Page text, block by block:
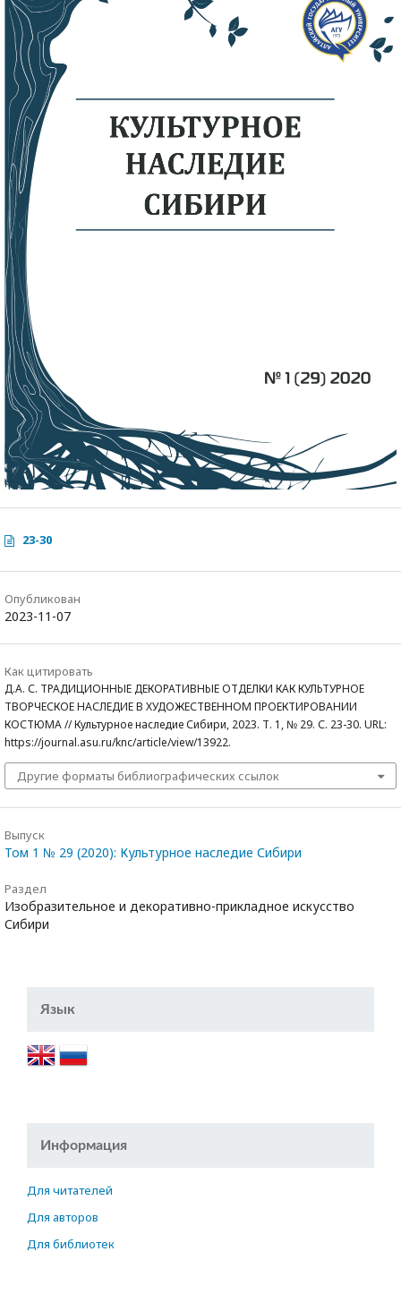
23-30
Опубликован
2023-11-07
Как цитировать
Д.А. С. ТРАДИЦИОННЫЕ ДЕКОРАТИВНЫЕ ОТДЕЛКИ КАК КУЛЬТУРНОЕ
ТВОРЧЕСКОЕ НАСЛЕДИЕ В ХУДОЖЕСТВЕННОМ ПРОЕКТИРОВАНИИ
КОСТЮМА // Культурное наследие Сибири, 2023. Т. 1, № 29. С. 23-30. URL:
https://journal.asu.ru/knc/article/view/13922.
Другие форматы библиографических ссылок
Выпуск
Том 1 № 29 (2020): Культурное наследие Сибири
Раздел
Изобразительное и декоративно-прикладное искусство
Сибири
Язык
Информация
Для читателей
Для авторов
Для библиотек